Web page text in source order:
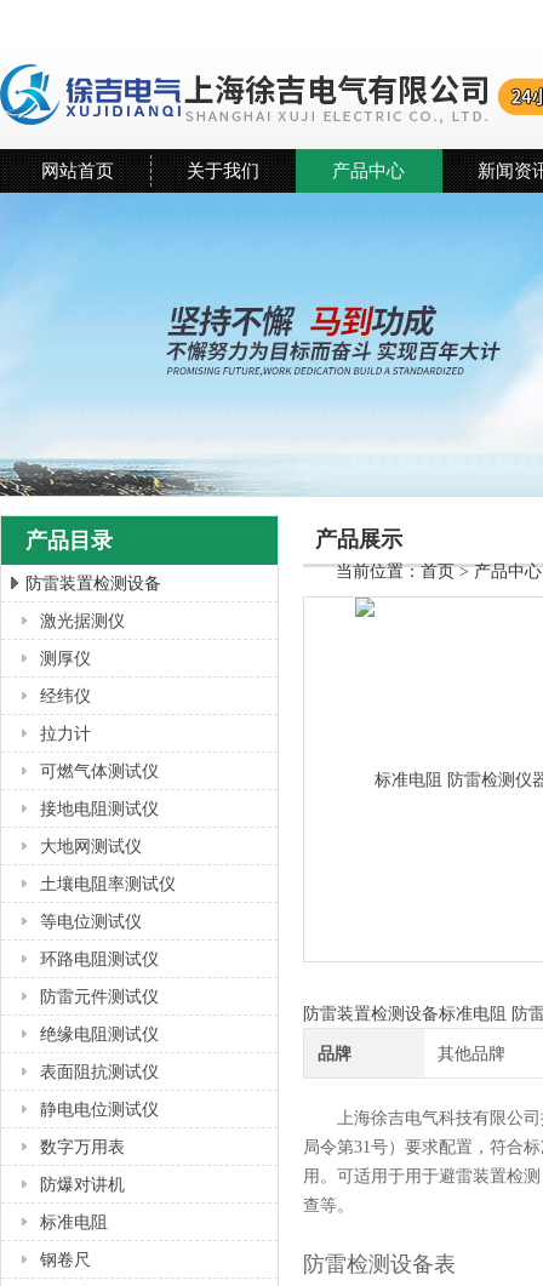
上海徐吉电气有限公司
网站首页 关于我们 产品中心 新闻资
产品目录
防雷装置检测设备
激光据测仪
测厚仪
经纬仪
拉力计
可燃气体测试仪
接地电阻测试仪
大地网测试仪
土壤电阻率测试仪
等电位测试仪
环路电阻测试仪
防雷元件测试仪
绝缘电阻测试仪
表面阻抗测试仪
静电电位测试仪
数字万用表
防爆对讲机
标准电阻
钢卷尺
产品展示
当前位置：首页>产品中心
防雷装置检测设备标准电阻 防
品牌 其他品牌
上海徐吉电气科技有限公
局令第31号）要求配置，符合
用。可适用于用于避雷装置检
查等。
防雷检测设备表